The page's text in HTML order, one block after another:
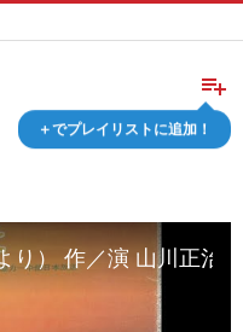
playlist_add
＋でプレイリストに追加！
り） 作／演 山川正治